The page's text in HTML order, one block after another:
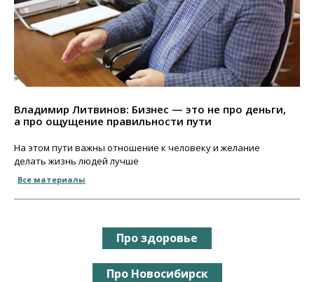
Владимир Литвинов: Бизнес — это не про деньги,
а про ощущение правильности пути
На этом пути важны отношение к человеку и желание
делать жизнь людей лучше
Все материалы
Про здоровье
Про Новосибирск